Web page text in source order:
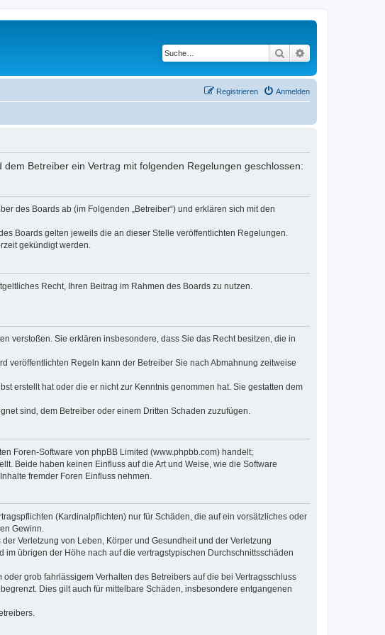
Suche
Anmelden
Registrieren
Betreiber ein Vertrag mit folgenden Regelungen geschlossen:
des Boards ab (im Folgenden „Betreiber“) und erklären sich mit den
Boards gelten jeweils die an dieser Stelle veröffentlichten Regelungen.
gekündigt werden.
Recht, Ihren Beitrag im Rahmen des Boards zu nutzen.
verstoßen. Sie erklären insbesondere, dass Sie das Recht besitzen, die in
veröffentlichten Regeln kann der Betreiber Sie nach Abmahnung zeitweise
erstellt hat oder die er nicht zur Kenntnis genommen hat. Sie gestatten dem
sind, dem Betreiber oder einem Dritten Schaden zuzufügen.
Foren-Software von phpBB Limited (www.phpbb.com) handelt;
Beide haben keinen Einfluss auf die Art und Weise, wie die Software
fremder Foren Einfluss nehmen.
(Kardinalpflichten) nur für Schäden, die auf ein vorsätzliches oder
Gewinn.
Verletzung von Leben, Körper und Gesundheit und der Verletzung
übrigen der Höhe nach auf die vertragstypischen Durchschnittsschäden
grob fahrlässigem Verhalten des Betreibers auf die bei Vertragsschluss
Dies gilt auch für mittelbare Schäden, insbesondere entgangenen